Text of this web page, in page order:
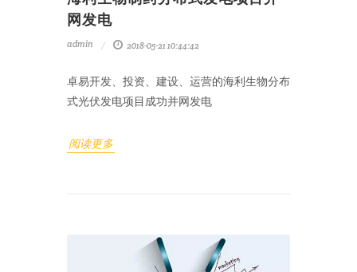
网发电
admin 2018-05-21 10:44:42
卓易开发、投资、建设、运营的海利生物分布
式光伏发电项目成功并网发电
阅读更多